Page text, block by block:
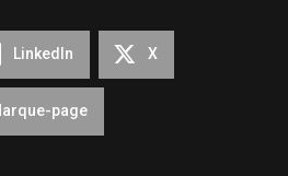
LinkedIn X
page